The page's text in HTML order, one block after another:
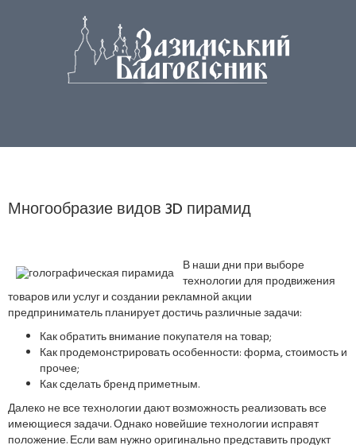
Многообразие видов 3D пирамид
В наши дни при выборе
технологии для продвижения
товаров или услуг и создании рекламной акции
предприниматель планирует достичь различные задачи:
Как обратить внимание покупателя на товар;
Как продемонстрировать особенности: форма, стоимость и
прочее;
Как сделать бренд приметным.
Далеко не все технологии дают возможность реализовать все
имеющиеся задачи. Однако новейшие технологии исправят
положение. Если вам нужно оригинально представить продукт